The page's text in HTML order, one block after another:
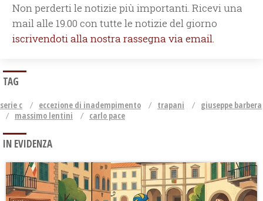
Non perderti le notizie più importanti. Ricevi una
mail alle 19.00 con tutte le notizie del giorno
iscrivendoti alla nostra rassegna via email.
TAG
serie c eccezione di inadempimento trapani
giuseppe barbera
massimo lentini
carlo pace
IN EVIDENZA